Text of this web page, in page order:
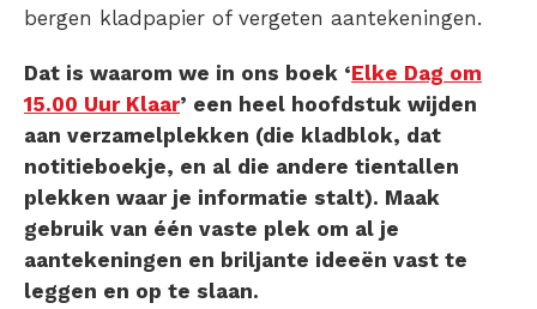
bergen kladpapier of vergeten aantekeningen.
Dat is waarom we in ons boek ‘Elke Dag om
15.00 Uur Klaar’ een heel hoofdstuk wijden
aan verzamelplekken (die kladblok, dat
notitieboekje, en al die andere tientallen
plekken waar je informatie stalt). Maak
gebruik van één vaste plek om al je
aantekeningen en briljante ideeën vast te
leggen en op te slaan.